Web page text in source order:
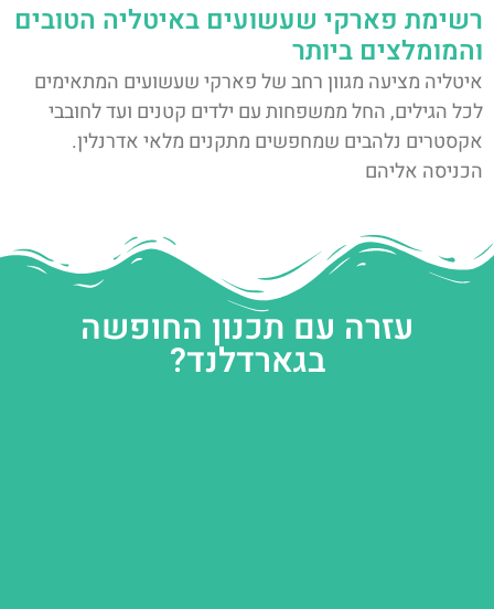
רשימת פארקי שעשועים באיטליה הטובים
והמומלצים ביותר
איטליה מציעה מגוון רחב של פארקי שעשועים המתאימים
לכל הגילים, החל ממשפחות עם ילדים קטנים ועד לחובבי
אקסטרים נלהבים שמחפשים מתקנים מלאי אדרנלין.
הכניסה אליהם
עזרה עם תכנון החופשה
בגארדלנד?